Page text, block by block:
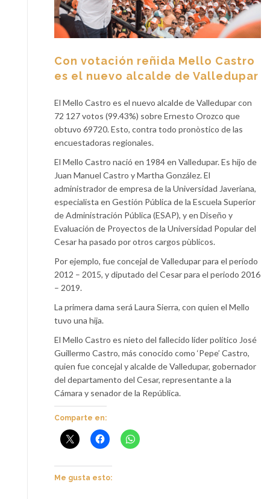
Con votación reñida Mello Castro
es el nuevo alcalde de Valledupar
El Mello Castro es el nuevo alcalde de Valledupar con
72 127 votos (99.43%) sobre Ernesto Orozco que
obtuvo 69720. Esto, contra todo pronòstico de las
encuestadoras regionales.
El Mello Castro nació en 1984 en Valledupar. Es hijo de
Juan Manuel Castro y Martha González. El
administrador de empresa de la Universidad Javeriana,
especialista en Gestión Pública de la Escuela Superior
de Administración Pública (ESAP), y en Diseño y
Evaluación de Proyectos de la Universidad Popular del
Cesar ha pasado por otros cargos pùblicos.
Por ejemplo, fue concejal de Valledupar para el período
2012 – 2015, y diputado del Cesar para el periodo 2016
– 2019.
La primera dama será Laura Sierra, con quien el Mello
tuvo una hija.
El Mello Castro es nieto del fallecido líder político José
Guillermo Castro, más conocido como ‘Pepe’ Castro,
quien fue concejal y alcalde de Valledupar, gobernador
del departamento del Cesar, representante a la
Cámara y senador de la República.
Comparte en:
Me gusta esto: